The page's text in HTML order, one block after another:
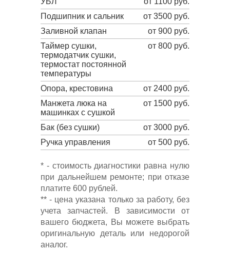
Подшипник и сальник
от 3500 руб.
Заливной клапан
от 900 руб.
Таймер сушки,
термодатчик сушки,
термостат постоянной
температуры
от 800 руб.
Опора, крестовина
от 2400 руб.
Манжета люка на
машинках с сушкой
от 1500 руб.
Бак (без сушки)
от 3000 руб.
Ручка управления
от 500 руб.
* - стоимость диагностики равна нулю
при дальнейшем ремонте; при отказе
платите 600 рублей.
** - цена указана только за работу, без
учета запчастей. В зависимости от
вашего бюджета, Вы можете выбрать
оригинальную деталь или недорогой
аналог.